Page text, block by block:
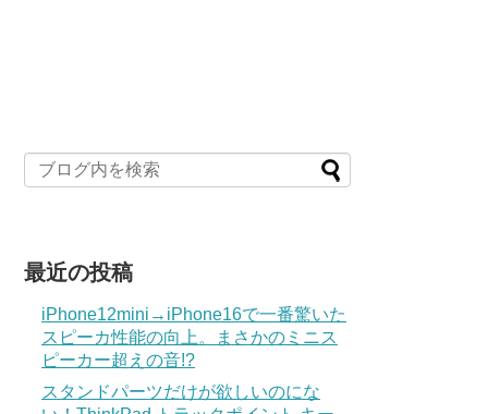
最近の投稿
iPhone12mini→iPhone16で一番驚いた
スピーカ性能の向上。まさかのミニス
ピーカー超えの音!?
スタンドパーツだけが欲しいのにな